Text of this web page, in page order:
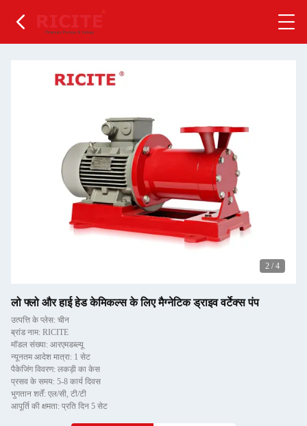
2 / 4
लो फ्लो और हाई हेड केमिकल्स के लिए मैग्नेटिक ड्राइव वर्टेक्स पंप
उत्पत्ति के प्लेस: चीन
ब्रांड नाम: RICITE
मॉडल संख्या: आरएमडब्ल्यू
न्यूनतम आदेश मात्रा: 1 सेट
पैकेजिंग विवरण: लकड़ी का केस
प्रसव के समय: 5-8 कार्य दिवस
भुगतान शर्तें: एल/सी, टी/टी
आपूर्ति की क्षमता: प्रति दिन 5 सेट